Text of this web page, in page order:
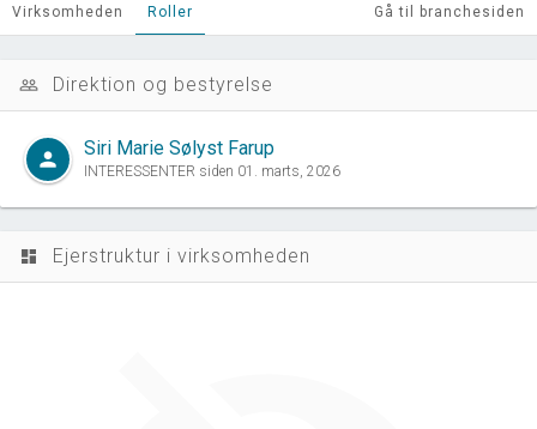
Virksomheden Roller Gå til branchesiden
people_outline Direktion og bestyrelse
person Siri Marie Sølyst Farup
INTERESSENTER siden 01. marts, 2026
dashboard Ejerstruktur i virksomheden